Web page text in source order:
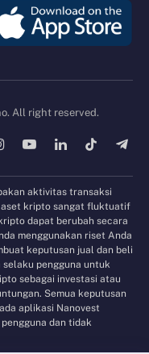
All right reserved.
YouTubeLinkedInTikTok
aktivitas transaksi
aset kripto sangat fluktuatif
dapat berubah secara
menggunakan riset Anda
keputusan jual dan beli
pengguna untuk
sebagai investasi atau
Semua keputusan
aplikasi Nanovest
dan tidak